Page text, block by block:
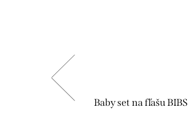
Baby set na fľašu BIBS